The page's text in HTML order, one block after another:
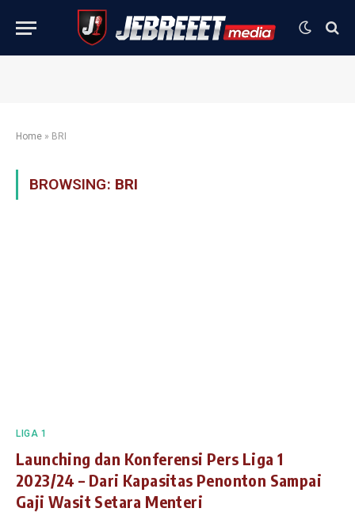
Home » BRI
BROWSING: BRI
LIGA 1
Launching dan Konferensi Pers Liga 1
2023/24 – Dari Kapasitas Penonton Sampai
Gaji Wasit Setara Menteri